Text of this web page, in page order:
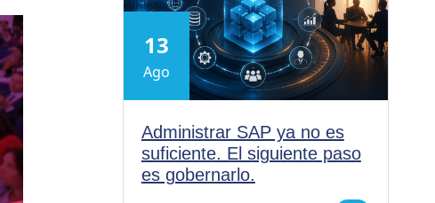
13
Ago
Administrar SAP ya no es
suficiente. El siguiente paso
es gobernarlo.